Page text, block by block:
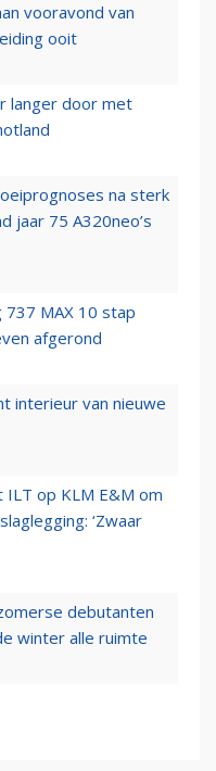
vooravond van
ooit
langer door met
na sterk
jaar 75 A320neo’s
MAX 10 stap
afgerond
interieur van nieuwe
op KLM E&M om
‘Zwaar
debutanten
winter alle ruimte